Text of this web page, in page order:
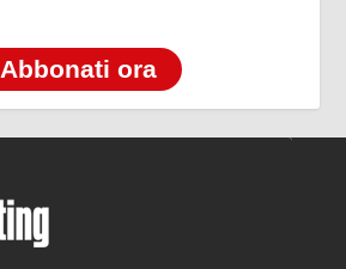
Abbonati ora